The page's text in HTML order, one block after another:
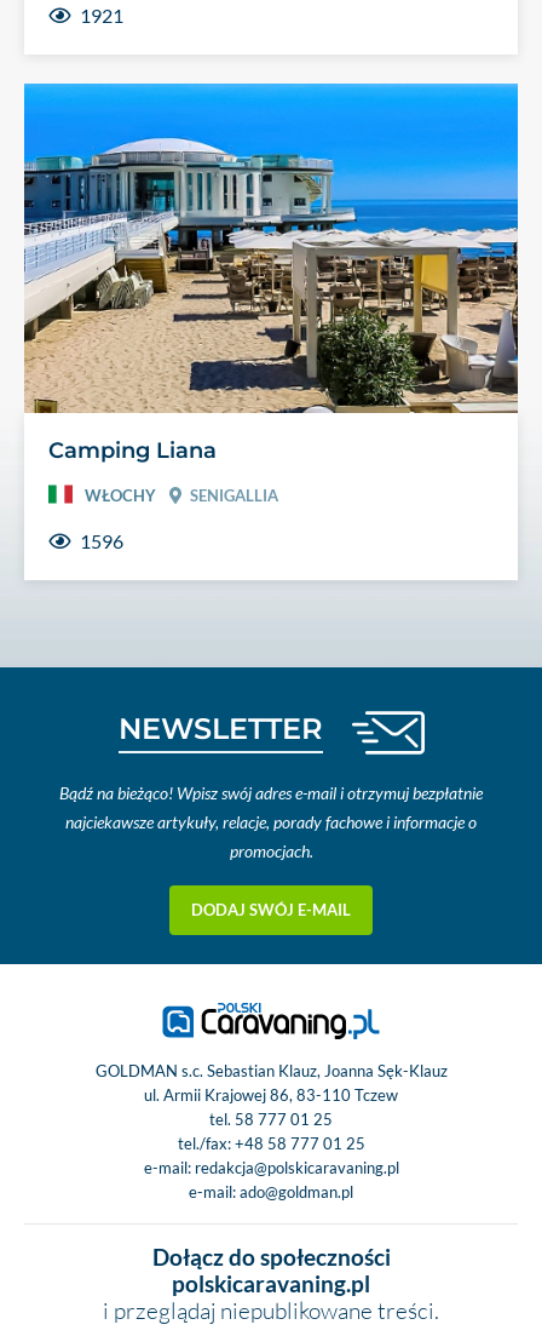
1921
Camping Liana
WŁOCHY SENIGALLIA
1596
NEWSLETTER
Bądź na bieżąco! Wpisz swój adres e-mail i otrzymuj bezpłatnie
najciekawsze artykuły, relacje, porady fachowe i informacje o
promocjach.
DODAJ SWÓJ E-MAIL
GOLDMAN s.c. Sebastian Klauz, Joanna Sęk-Klauz
ul. Armii Krajowej 86, 83-110 Tczew
tel. 58 777 01 25
tel./fax:+48 58 777 01 25
e-mail: redakcja@polskicaravaning.pl
e-mail:ado@goldman.pl
Dołącz do społeczności
polskicaravaning.pl
i przeglądaj niepublikowane treści.